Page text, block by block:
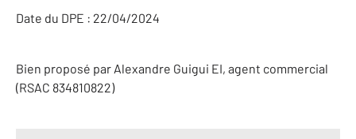
Date du DPE : 22/04/2024
Bien proposé par Alexandre Guigui EI, agent commercial
(RSAC 834810822)